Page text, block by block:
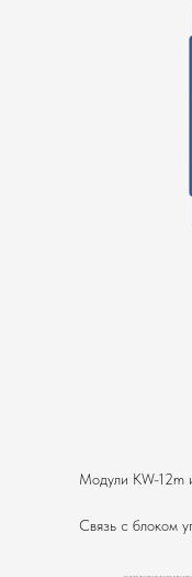
Модули KW-12m
Связь с блоком